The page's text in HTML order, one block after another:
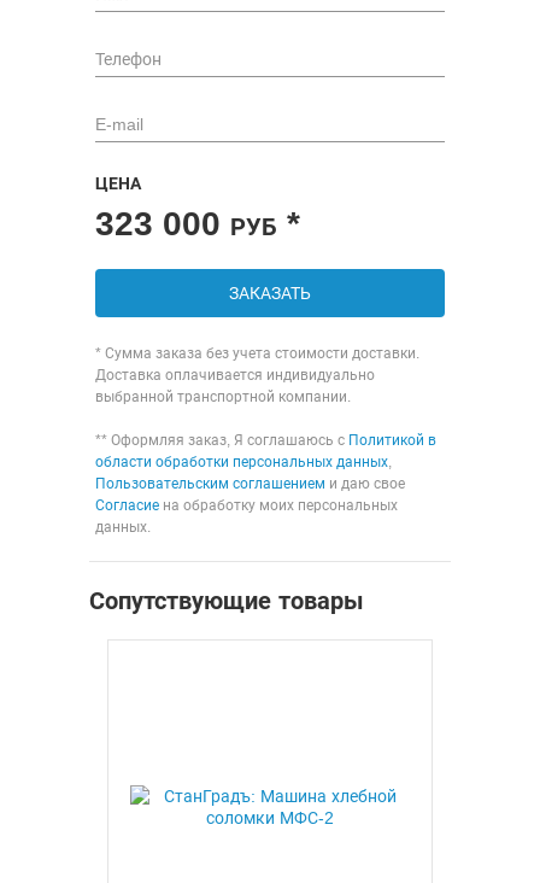
ЦЕНА
323 000 РУБ *
ЗАКАЗАТЬ
* Сумма заказа без учета стоимости доставки.
Доставка оплачивается индивидуально
выбранной транспортной компании.
** Оформляя заказ, Я соглашаюсь с Политикой в
области обработки персональных данных
Пользовательским соглашением и даю свое
Согласие на обработку моих персональных
данных.
Сопутствующие товары